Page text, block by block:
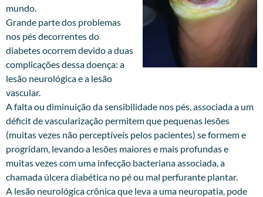
mundo.
Grande parte dos problemas
nos pés decorrentes do
diabetes ocorrem devido a duas
complicações dessa doença: a
lesão neurológica e a lesão
vascular.
A falta ou diminuição da sensibilidade nos pés, associada a um
déficit de vascularização permitem que pequenas lesões
(muitas vezes não perceptíveis pelos pacientes) se formem e
progridam, levando a lesões maiores e mais profundas e
muitas vezes com uma infecção bacteriana associada, a
chamada úlcera diabética no pé ou mal perfurante plantar.
A lesão neurológica crônica que leva a uma neuropatia, pode